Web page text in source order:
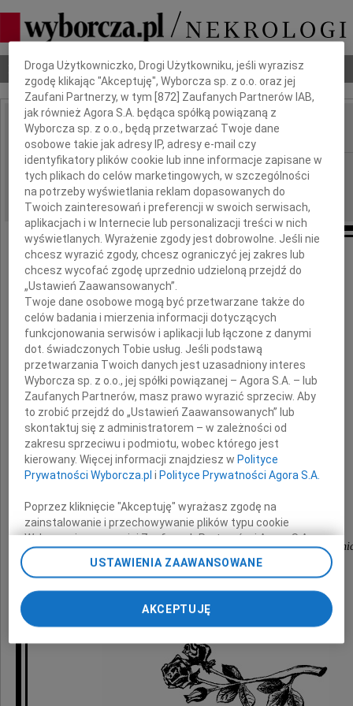
Nekrologi Odeszli Poradnik pogrzebowy
IMIĘ I NAZWISKO:
REGION: Wrocław
DATA EMISJI: 09.12.2010
Najszczersze wyrazy współczucia
Agnieszce Borkowskiej
z powodu śmierci
Taty
składają
Dyrekcja oraz pracownicy
Wrocławskiego Toru Wyścigów Konnych -
Dbamy o Twoją prywatność
Droga Użytkowniczko, Drogi Użytkowniku, jeśli wyrazisz
zgodę klikając "Akceptuję", Wyborcza sp. z o.o. oraz jej
Zaufani Partnerzy, w tym [872] Zaufanych Partnerów IAB,
jak również Agora S.A. będąca spółką powiązaną z
Wyborcza sp. z o.o., będą przetwarzać Twoje dane
osobowe takie jak adresy IP, adresy e-mail czy
identyfikatory plików cookie lub inne informacje zapisane w
tych plikach do celów marketingowych, w szczególności
na potrzeby wyświetlania reklam dopasowanych do
Twoich zainteresowań i preferencji w swoich serwisach,
aplikacjach i w Internecie lub personalizacji treści w nich
wyświetlanych. Wyrażenie zgody jest dobrowolne. Jeśli nie
chcesz wyrazić zgody, chcesz ograniczyć jej zakres lub
chcesz wycofać zgodę uprzednio udzieloną przejdź do
„Ustawień Zaawansowanych”.
Twoje dane osobowe mogą być przetwarzane także do
celów badania i mierzenia informacji dotyczących
funkcjonowania serwisów i aplikacji lub łączone z danymi
dot. świadczonych Tobie usług. Jeśli podstawą
przetwarzania Twoich danych jest uzasadniony interes
Wyborcza sp. z o.o., jej spółki powiązanej – Agora S.A. – lub
Zaufanych Partnerów, masz prawo wyrazić sprzeciw. Aby
to zrobić przejdź do „Ustawień Zaawansowanych” lub
skontaktuj się z administratorem – w zależności od
zakresu sprzeciwu i podmiotu, wobec którego jest
kierowany. Więcej informacji znajdziesz wPolityce
Prywatności Wyborcza.pl iPolityce Prywatności Agora S.A.
Poprzez kliknięcie "Akceptuję" wyrażasz zgodę na
zainstalowanie i przechowywanie plików typu cookie
Wyborczej sp. z o. o. jej Zaufanych Partnerów i Agora S.A.
na Twoim urządzeniu końcowym. Możesz też w każdej
chwili zmienić swoje preferencje dot. plików cookie,
preferencjami dot. przetwarzania danych poprzez
odnośnik „Ustawienia prywatności” w stopce serwisu i
Zmiana ustawień plików cookie możliwa jest także za
pomocą ustawień przeglądarki.
My, nasi Zaufani Partnerzy i Agora S.A. możemy
USTAWIENIA ZAAWANSOWANE
AKCEPTUJĘ